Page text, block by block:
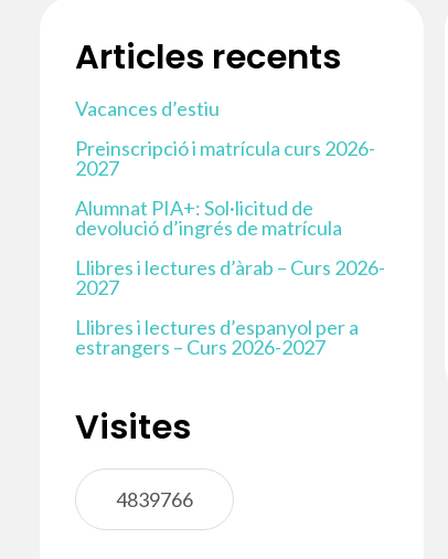
Articles recents
Vacances d’estiu
Preinscripció i matrícula curs 2026-
2027
Alumnat PIA+: Sol·licitud de
devolució d’ingrés de matrícula
Llibres i lectures d’àrab – Curs 2026-
2027
Llibres i lectures d’espanyol per a
estrangers – Curs 2026-2027
Visites
4839766